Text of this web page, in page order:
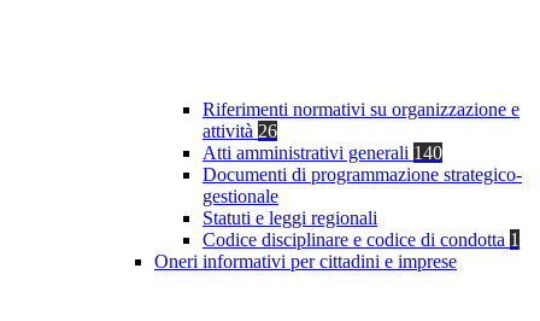
Riferimenti normativi su organizzazione e
attività 26
Atti amministrativi generali 140
Documenti di programmazione strategico-
gestionale
Statuti e leggi regionali
Codice disciplinare e codice di condotta 1
Oneri informativi per cittadini e imprese